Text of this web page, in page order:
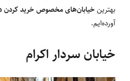
بهترینخیابان‌های مخصوص خرید کردن
آورده‌ایم.
خیابان سردار اکرام